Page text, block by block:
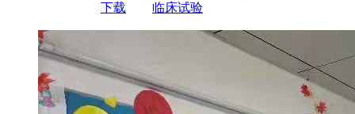
下载
临床试验